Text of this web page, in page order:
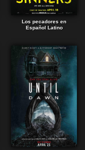
Los pecadores en
Español Latino